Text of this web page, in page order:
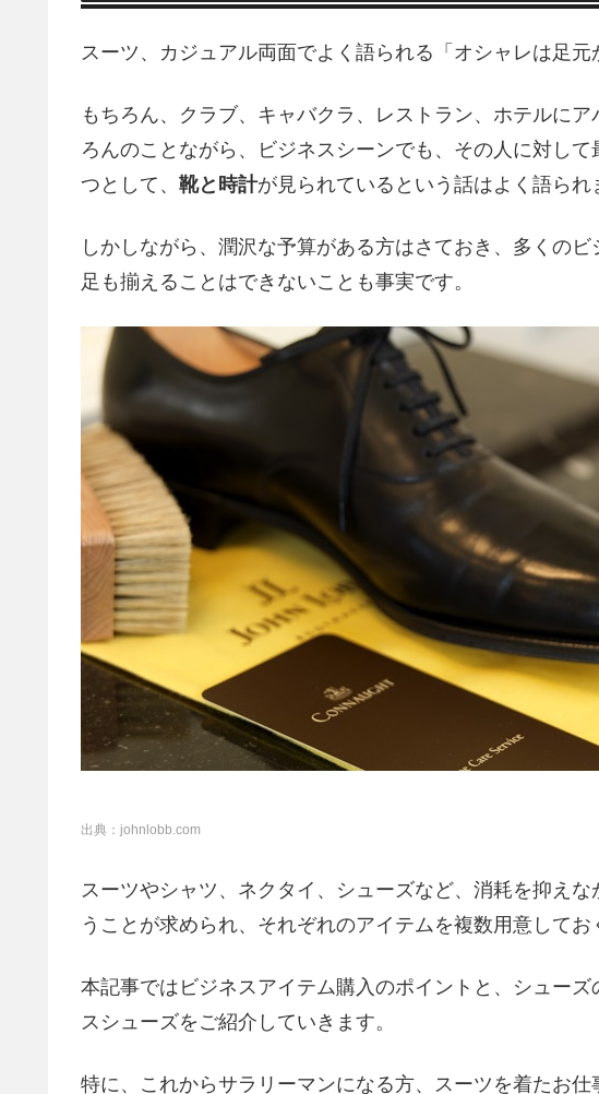
スーツ、カジュアル両面でよく語られる「オシャレは足
もちろん、クラブ、キャバクラ、レストラン、ホテルに
ろんのことながら、ビジネスシーンでも、その人に対し
つとして、 靴と時計が見られているという話はよく語られ
しかしながら、潤沢な予算がある方はさておき、多くの
足も揃えることはできないことも事実です。
出典：johnlobb.com
スーツやシャツ、ネクタイ、シューズなど、消耗を抑え
うことが求められ、それぞれのアイテムを複数用意してお
本記事ではビジネスアイテム購入のポイントと、シュー
スシューズをご紹介していきます。
特に、これからサラリーマンになる方、スーツを着たお